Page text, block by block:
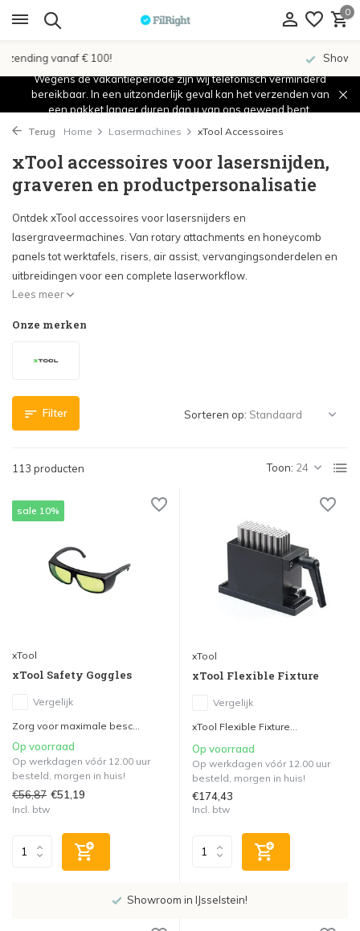
0
Wegens de vakantieperiode zijn wij telefonisch verminderd
bereikbaar. In een uitzonderlijk geval kan het verzenden van
een pakket langer duren dan u van ons gewend bent.
Terug Home Lasermachines xTool Accessoires
xTool accessoires voor lasersnijden,
graveren en productpersonalisatie
Ontdek xTool accessoires voor lasersnijders en
lasergraveermachines. Van rotary attachments en honeycomb
panels tot werktafels, risers, air assist, vervangingsonderdelen en
uitbreidingen voor een complete laserworkflow.
Lees meer
Onze merken
Filter
113 producten Toon:
Sorteren op:
sale 10%
xTool
xTool Safety Goggles
Vergelijk
Zorg voor maximale besc...
Op voorraad
Op werkdagen vóór 12.00 uur
besteld, morgen in huis!
€56,87 €51,19
Incl. btw
xTool
xTool Flexible Fixture
Vergelijk
xTool Flexible Fixture...
Op voorraad
Op werkdagen vóór 12.00 uur
besteld, morgen in huis!
€174,43
Incl. btw
Showroom in IJsselstein!